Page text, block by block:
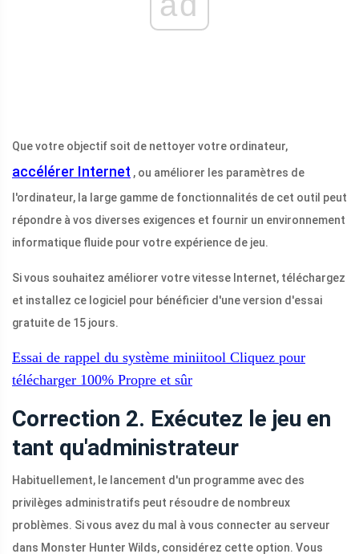
Que votre objectif soit de nettoyer votre ordinateur,
accélérer Internet , ou améliorer les paramètres de
l'ordinateur, la large gamme de fonctionnalités de cet outil peut
répondre à vos diverses exigences et fournir un environnement
informatique fluide pour votre expérience de jeu.
Si vous souhaitez améliorer votre vitesse Internet, téléchargez
et installez ce logiciel pour bénéficier d'une version d'essai
gratuite de 15 jours.
Essai de rappel du système miniitool Cliquez pour
télécharger 100% Propre et sûr
Correction 2. Exécutez le jeu en
tant qu'administrateur
Habituellement, le lancement d'un programme avec des
privilèges administratifs peut résoudre de nombreux
problèmes. Si vous avez du mal à vous connecter au serveur
dans Monster Hunter Wilds, considérez cette option. Vous